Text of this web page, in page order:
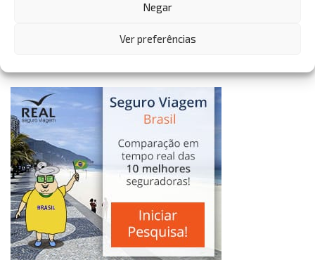
Negar
Ver preferências